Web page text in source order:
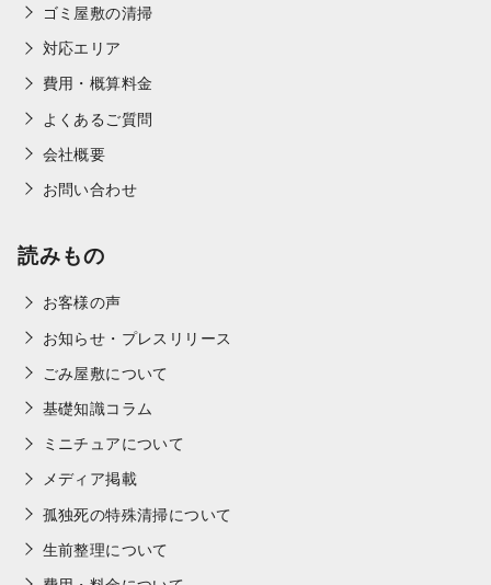
ゴミ屋敷の清掃
対応エリア
費用・概算料金
よくあるご質問
会社概要
お問い合わせ
読みもの
お客様の声
お知らせ・プレスリリース
ごみ屋敷について
基礎知識コラム
ミニチュアについて
メディア掲載
孤独死の特殊清掃について
生前整理について